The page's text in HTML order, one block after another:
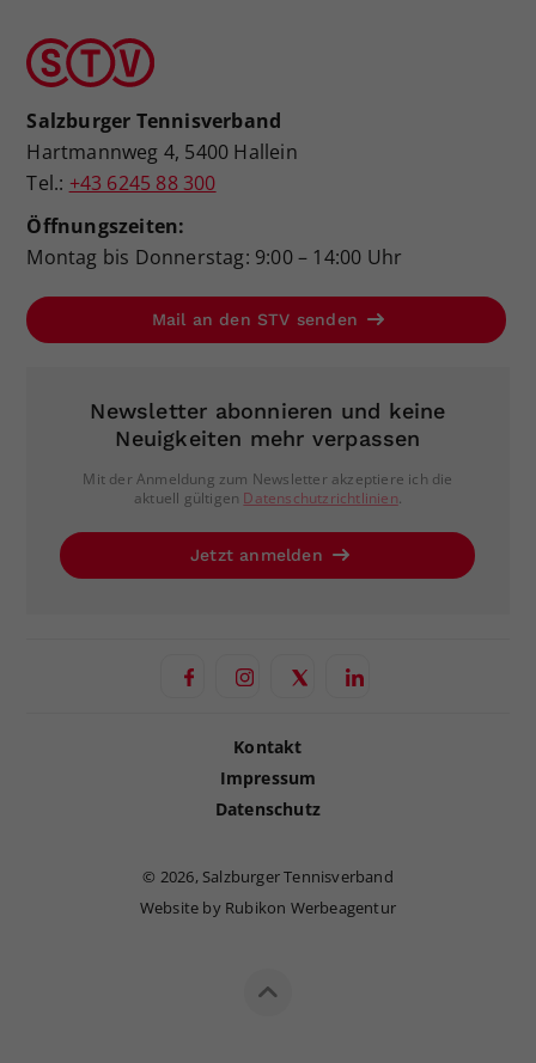
Salzburger Tennisverband
Hartmannweg 4, 5400 Hallein
Tel.: +43 6245 88 300
Öffnungszeiten:
Montag bis Donnerstag: 9:00 – 14:00 Uhr
Mail an den STV senden
Newsletter abonnieren und keine
Neuigkeiten mehr verpassen
Mit der Anmeldung zum Newsletter akzeptiere ich die
aktuell gültigen Datenschutzrichtlinien.
Jetzt anmelden
Kontakt
Impressum
Datenschutz
© 2026, Salzburger Tennisverband
Website by Rubikon Werbeagentur